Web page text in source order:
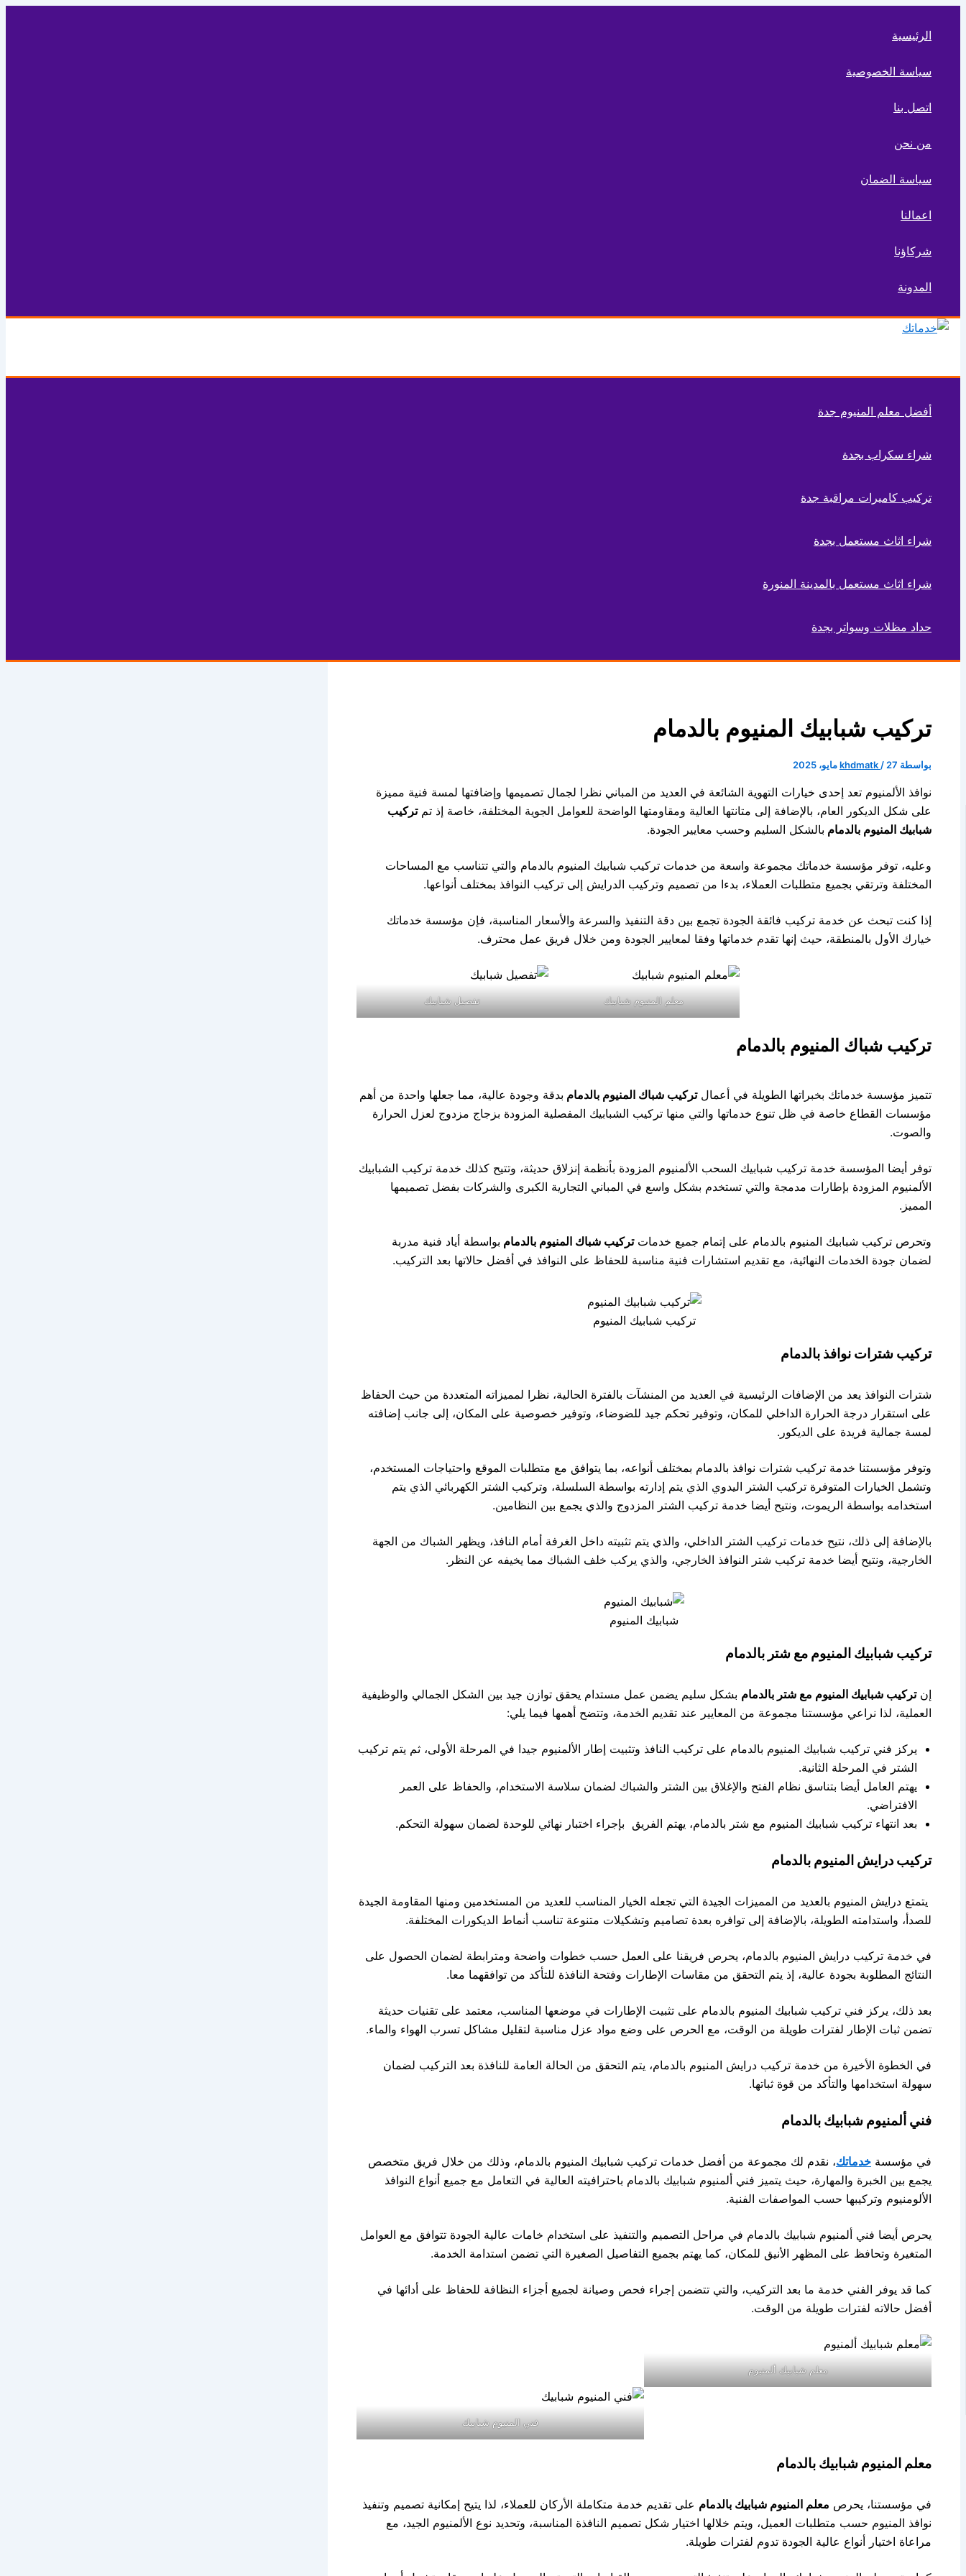
الرئيسية
سياسة الخصوصية
اتصل بنا
من نحن
سياسة الضمان
اعمالنا
شركاؤنا
المدونة
أفضل معلم المنيوم جدة
شراء سكراب بجدة
تركيب كاميرات مراقبة جدة
شراء اثاث مستعمل بجدة
شراء اثاث مستعمل بالمدينة المنورة
حداد مظلات وسواتر بجدة
تركيب شبابيك المنيوم بالدمام
بواسطة khdmatk / 27 مايو، 2025
نوافذ الألمنيوم تعد إحدى خيارات التهوية الشائعة في العديد من المباني نظرا لجمال تصميمها وإضافتها لمسة فنية مميزة
على شكل الديكور العام، بالإضافة إلى متانتها العالية ومقاومتها الواضحة للعوامل الجوية المختلفة، خاصة إذ تمتركيب
شبابيك المنيوم بالدمام بالشكل السليم وحسب معايير الجودة.
وعليه، توفر مؤسسة خدماتك مجموعة واسعة من خدمات تركيب شبابيك المنيوم بالدمام والتي تتناسب مع المساحات
المختلفة وترتقي بجميع متطلبات العملاء، بدءا من تصميم وتركيب الدرايش إلى تركيب النوافذ بمختلف أنواعها.
إذا كنت تبحث عن خدمة تركيب فائقة الجودة تجمع بين دقة التنفيذ والسرعة والأسعار المناسبة، فإن مؤسسة خدماتك
خيارك الأول بالمنطقة، حيث إنها تقدم خدماتها وفقا لمعايير الجودة ومن خلال فريق عمل محترف.
معلم المنيوم شبابيك تفصيل شبابيك
تركيب شباك المنيوم بالدمام
تتميز مؤسسة خدماتك بخبراتها الطويلة في أعمالتركيب شباك المنيوم بالدمام بدقة وجودة عالية، مما جعلها واحدة من أهم
مؤسسات القطاع خاصة في ظل تنوع خدماتها والتي منها تركيب الشبابيك المفصلية المزودة بزجاج مزدوج لعزل الحرارة
والصوت.
توفر أيضا المؤسسة خدمة تركيب شبابيك السحب الألمنيوم المزودة بأنظمة إنزلاق حديثة، وتتيح كذلك خدمة تركيب الشبابيك
الألمنيوم المزودة بإطارات مدمجة والتي تستخدم بشكل واسع في المباني التجارية الكبرى والشركات بفضل تصميمها
المميز.
وتحرص تركيب شبابيك المنيوم بالدمام على إتمام جميع خدماتتركيب شباك المنيوم بالدمام بواسطة أياد فنية مدربة
لضمان جودة الخدمات النهائية، مع تقديم استشارات فنية مناسبة للحفاظ على النوافذ في أفضل حالاتها بعد التركيب.
تركيب شبابيك المنيوم
تركيب شترات نوافذ بالدمام
شترات النوافذ يعد من الإضافات الرئيسية في العديد من المنشآت بالفترة الحالية، نظرا لمميزاته المتعددة من حيث الحفاظ
على استقرار درجة الحرارة الداخلي للمكان، وتوفير تحكم جيد للضوضاء، وتوفير خصوصية على المكان، إلى جانب إضافته
لمسة جمالية فريدة على الديكور.
وتوفر مؤسستنا خدمة تركيب شترات نوافذ بالدمام بمختلف أنواعه، بما يتوافق مع متطلبات الموقع واحتياجات المستخدم،
وتشمل الخيارات المتوفرة تركيب الشتر اليدوي الذي يتم إدارته بواسطة السلسلة، وتركيب الشتر الكهربائي الذي يتم
استخدامه بواسطة الريموت، ونتيح أيضا خدمة تركيب الشتر المزدوج والذي يجمع بين النظامين.
بالإضافة إلى ذلك، نتيح خدمات تركيب الشتر الداخلي، والذي يتم تثبيته داخل الغرفة أمام النافذ، ويظهر الشباك من الجهة
الخارجية، ونتيح أيضا خدمة تركيب شتر النوافذ الخارجي، والذي يركب خلف الشباك مما يخيفه عن النظر.
شبابيك المنيوم
تركيب شبابيك المنيوم مع شتر بالدمام
إنتركيب شبابيك المنيوم مع شتر بالدمام بشكل سليم يضمن عمل مستدام يحقق توازن جيد بين الشكل الجمالي والوظيفية
العملية، لذا نراعي مؤسستنا مجموعة من المعايير عند تقديم الخدمة، وتتضح أهمها فيما يلي:
يركز فني تركيب شبابيك المنيوم بالدمام على تركيب النافذ وتثبيت إطار الألمنيوم جيدا في المرحلة الأولى، ثم يتم تركيب
الشتر في المرحلة الثانية.
يهتم العامل أيضا بتناسق نظام الفتح والإغلاق بين الشتر والشباك لضمان سلاسة الاستخدام، والحفاظ على العمر
الافتراضي.
بعد انتهاء تركيب شبابيك المنيوم مع شتر بالدمام، يهتم الفريق بإجراء اختبار نهائي للوحدة لضمان سهولة التحكم.
تركيب درايش المنيوم بالدمام
يتمتع درايش المنيوم بالعديد من المميزات الجيدة التي تجعله الخيار المناسب للعديد من المستخدمين ومنها المقاومة الجيدة
للصدأ، واستدامته الطويلة، بالإضافة إلى توافره بعدة تصاميم وتشكيلات متنوعة تناسب أنماط الديكورات المختلفة.
في خدمة تركيب درايش المنيوم بالدمام، يحرص فريقنا على العمل حسب خطوات واضحة ومترابطة لضمان الحصول على
النتائج المطلوبة بجودة عالية، إذ يتم التحقق من مقاسات الإطارات وفتحة النافذة للتأكد من توافقهما معا.
بعد ذلك، يركز فني تركيب شبابيك المنيوم بالدمام على تثبيت الإطارات في موضعها المناسب، معتمد على تقنيات حديثة
تضمن ثبات الإطار لفترات طويلة من الوقت، مع الحرص على وضع مواد عزل مناسبة لتقليل مشاكل تسرب الهواء والماء.
في الخطوة الأخيرة من خدمة تركيب درايش المنيوم بالدمام، يتم التحقق من الحالة العامة للنافذة بعد التركيب لضمان
سهولة استخدامها والتأكد من قوة ثباتها.
فني ألمنيوم شبابيك بالدمام
في مؤسسة خدماتك، نقدم لك مجموعة من أفضل خدمات تركيب شبابيك المنيوم بالدمام، وذلك من خلال فريق متخصص
يجمع بين الخبرة والمهارة، حيث يتميز فني ألمنيوم شبابيك بالدمام باحترافيته العالية في التعامل مع جميع أنواع النوافذ
الألومنيوم وتركيبها حسب المواصفات الفنية.
يحرص أيضا فني ألمنيوم شبابيك بالدمام في مراحل التصميم والتنفيذ على استخدام خامات عالية الجودة تتوافق مع العوامل
المتغيرة وتحافظ على المظهر الأنيق للمكان، كما يهتم بجميع التفاصيل الصغيرة التي تضمن استدامة الخدمة.
كما قد يوفر الفني خدمة ما بعد التركيب، والتي تتضمن إجراء فحص وصيانة لجميع أجزاء النظافة للحفاظ على أدائها في
أفضل حالاته لفترات طويلة من الوقت.
معلم شبابيك ألمنيوم
فني المنيوم شبابيك
معلم المنيوم شبابيك بالدمام
في مؤسستنا، يحرص معلم المنيوم شبابيك بالدمام على تقديم خدمة متكاملة الأركان للعملاء، لذا يتيح إمكانية تصميم وتنفيذ
نوافذ المنيوم حسب متطلبات العميل، ويتم خلالها اختيار شكل تصميم النافذة المناسبة، وتحديد نوع الألمنيوم الجيد، مع
مراعاة اختيار أنواع عالية الجودة تدوم لفترات طويلة.